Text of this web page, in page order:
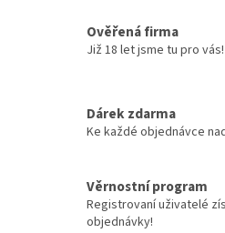
Ověřená firma
Již 18 let jsme tu pro vás!
Dárek zdarma
Ke každé objednávce
Věrnostní program
Registrovaní uživatelé
objednávky!